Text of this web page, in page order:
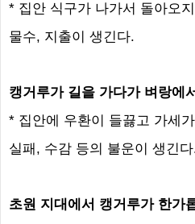
* 집안 식구가 나가서 돌아오
물수, 지출이 생긴다.
캥거루가 길을 가다가 벼랑에
* 집안에 우환이 들끓고 가세
실패, 수감 등의 불운이 생긴
초원 지대에서 캥거루가 한가